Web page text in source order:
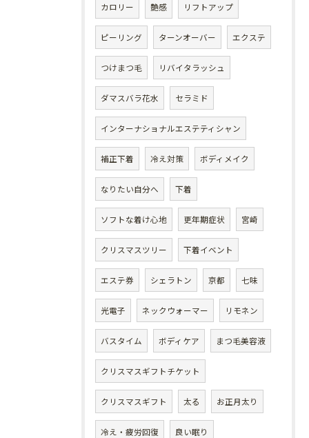
カロリー 艶感 リフトアップ
ピーリング ターンオーバー エクステ
つけまつ毛 リバイタラッシュ
ダマスバラ花水 セラミド
インターナショナルエステティシャン
補正下着 冷え対策 ボディメイク
なりたい自分へ 下着
ソフトな着け心地 更年期症状 宮崎
クリスマスツリー 下着イベント
エステ券 シェラトン 京都 七味
光電子 ネックウォーマー リモネン
バスタイム ボディケア まつ毛美容液
クリスマスギフトチケット
クリスマスギフト 太る お正月太り
冷え・疲労回復 良い眠り